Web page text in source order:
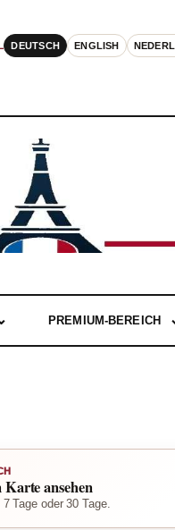
DEUTSCH ENGLISH
PREMIUM-BEREICH
ansehen
Tage oder 30 Tage.